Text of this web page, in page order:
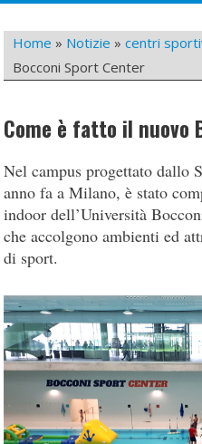
Home » Notizie »centri
Bocconi Sport Center
Come è fatto il nuovo
Nel campus progettato dallo
anno fa a Milano, è stato
indoor dell’Università
che accolgono ambienti ed
di sport.